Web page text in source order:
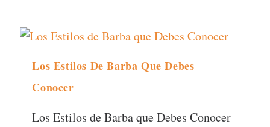
Los Estilos De Barba Que Debes
Conocer
Los Estilos de Barba que Debes Conocer